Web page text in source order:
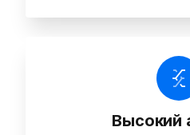
Высокий